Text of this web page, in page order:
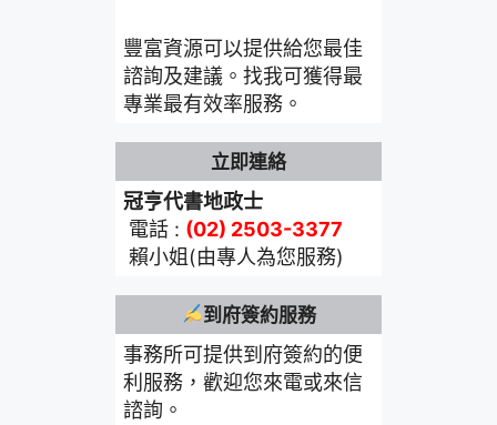
豐富資源可以提供給您最佳
諮詢及建議。找我可獲得最
專業最有效率服務。
立即連絡
冠亨代書地政士
電話 : (02) 2503-3377
賴小姐(由專人為您服務)
到府簽約服務
事務所可提供到府簽約的便
利服務，歡迎您來電或來信
諮詢。